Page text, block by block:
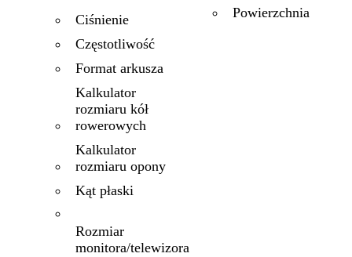
Ciśnienie
Częstotliwość
Format arkusza
Kalkulator
rozmiaru kół
rowerowych
Kalkulator
rozmiaru opony
Kąt płaski
Rozmiar
monitora/telewizora
Powierzchnia